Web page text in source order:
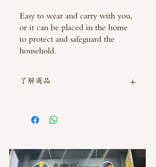
Easy to wear and carry with you,
or it can be placed in the home
to protect and safeguard the
household.
了解商品